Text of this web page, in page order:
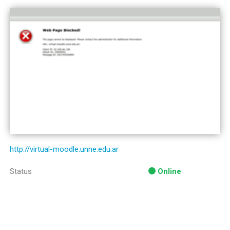
http://virtual-moodle.unne.edu.ar
Status Online